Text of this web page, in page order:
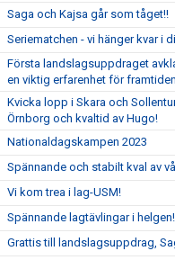
Saga och Kajsa går som tåget!!
Seriematchen - vi hänger kvar i
Första landslagsuppdraget
en viktig erfarenhet för
Kvicka lopp i Skara och
Örnborg och kvaltid av Hugo!
Nationaldagskampen 2023
Spännande och stabilt kval av
Vi kom trea i lag-USM!
Spännande lagtävlingar i helgen!
Grattis till landslagsuppdrag,